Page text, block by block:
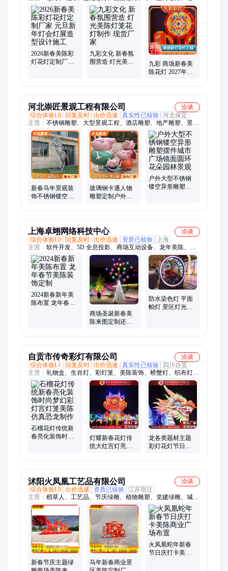
制造、花灯制造、彩灯设计、花灯设计、春节氛围灯、彩灯定
制、主题花灯
2026新春美陈彩
灯花灯定制厂家
九彩文化 新春氛
围营造 灯光美陈
九彩 商场新春美
陈花灯 2027年春
河北崇匠景观工程有限公司
洽谈
综合体验L0
回复及时 出价迅速 真实性已核验 河北保定
主营： 不锈钢雕塑、大型景观工程、酒店雕塑、地产雕塑、景观
工程、公园景观雕塑、雕塑定制、城市广场雕塑、金属廊架
新春马年景观装
饰不锈钢镂空马
玻璃钢卡通人物
雕塑定制户外商
户外大型不锈钢
镂空异形雕塑摆
上海卓翊网络科技中心
洽谈
综合体验L0
回复及时 出价迅速 资质已核验
上海
主营： 软件开发、5D 全息投影、商场互动设备、龙年美陈、暖
场设备、全息投影餐厅创意设计、投影设备
2024新春新年美
陈布置 龙年春节
商场圣诞新春美
陈来图定制还原
防水染色灯 平面
帕灯 景区灯光效
自贡市传奇彩灯有限公司
洽谈
综合体验L1
回复及时 出价迅速 真实性已核验
四川自贡
主营： 礼物盒、生肖灯、彩灯笼、美陈装饰、螃蟹灯、织布灯、
户外灯、猪猪灯、音响罩、彩灯展、元宵灯、彩灯灯、绿植雕、
仿真动物、引流彩灯、传奇彩灯、主题灯会、装饰灯光、灯组定
制、仿真人物、彩灯定制、非遗花灯、节日彩灯、鲜花花灯、户
外花灯
石榴花灯传统新
春亮化装饰时尚
灯耀新春花灯传
统大红宫灯亮化
龙各类题材主题
彩灯花灯节日节
沭阳火凤凰工艺品有限公司
洽谈
综合体验L0 出价迅速 资质已核验 江苏宿迁
主营： 稻草人、工艺品、节庆绿雕、植物雕塑、党建绿雕、城市
绿雕、绿雕制作、制作植物、制作文明、绿雕景观、动物绿雕、
立体花坛、仿真绿雕、市政绿雕、创意绿雕、艺术农耕、绿雕工
艺、绿雕定制、定制仿真、公园景观、植物绿雕、五色草雕塑
新春节庆主题绿
马年新春商业景
火凤凰蛇年新春
节日庆打卡美陈